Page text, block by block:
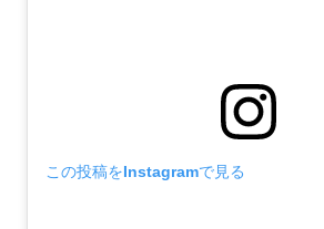
この投稿をInstagramで見る